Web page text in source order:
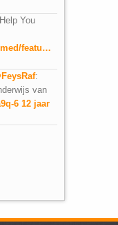
You
featu…
:
van
6 12 jaar